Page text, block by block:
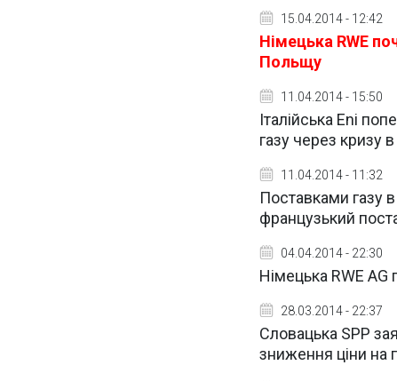
15.04.2014 - 12:42
Німецька RWE
Польщу
11.04.2014 - 15:50
Італійська Eni
газу через кризу в
11.04.2014 - 11:32
Поставками газу
французький
04.04.2014 - 22:30
Німецька RWE AG
28.03.2014 - 22:37
Словацька SPP
зниження ціни на